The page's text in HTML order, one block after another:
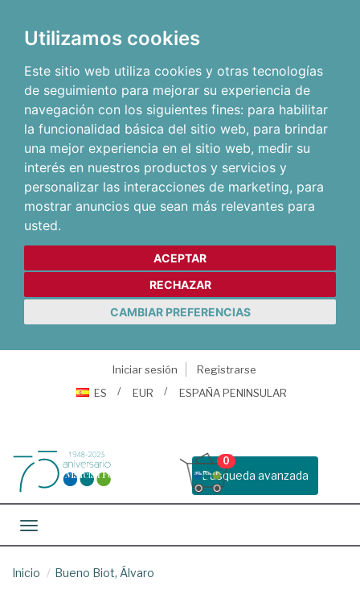
Utilizamos cookies
Este sitio web utiliza cookies y otras tecnologías
de seguimiento para mejorar su experiencia de
navegación con los siguientes fines: para habilitar
la funcionalidad básica del sitio web, para brindar
una mejor experiencia en el sitio web, medir su
interés en nuestros productos y servicios y
personalizar las interacciones de marketing, para
mostrar anuncios que sean más relevantes para
usted.
ACEPTAR
RECHAZAR
CAMBIAR PREFERENCIAS
Iniciar sesión
Registrarse
ES
EUR ESPAÑA PENINSULAR
Busqueda avanzada
0
Toggle navigation
Inicio Bueno Biot, Álvaro